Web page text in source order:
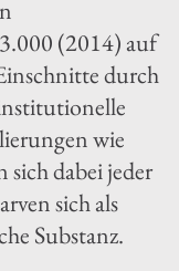
(2014) auf
durch
wie
sich dabei jeder
sich als
Substanz.